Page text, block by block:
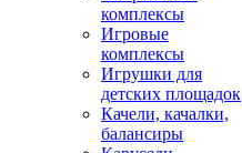
комплексы
Игровые
комплексы
Игрушки для
детских площадок
Качели, качалки,
балансиры